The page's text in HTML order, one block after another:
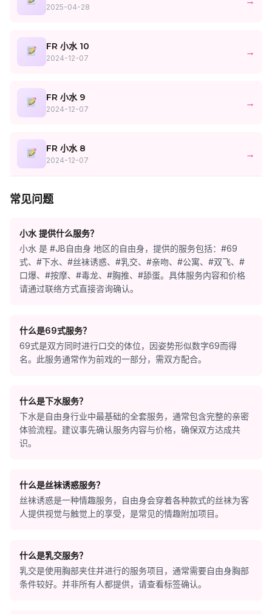
2025-04-28
FR 小水 10
2024-12-07
→
FR 小水 9
2024-12-07
→
FR 小水 8
2024-12-07
→
常见问题
小水 提供什么服务？
小水 是 #JB自由身 地区的自由身，提供的服务包括：#69
式、#下水、#丝袜诱惑、#乳交、#亲吻、#公寓、#双飞、#
口爆、#按摩、#毒龙、#胸推、#舔蛋。具体服务内容和价格
请通过联络方式直接咨询确认。
什么是69式服务？
69式是双方同时进行口交的体位，因姿势形似数字69而得
名。此服务通常作为前戏的一部分，需双方配合。
什么是下水服务？
下水是自由身行业中最基础的全套服务，通常包含完整的亲密
体验流程。建议事先确认服务内容与价格，确保双方达成共
识。
什么是丝袜诱惑服务？
丝袜诱惑是一种情趣服务，自由身会穿着各种款式的丝袜为客
人提供视觉与触觉上的享受，是常见的情趣附加项目。
什么是乳交服务？
乳交是使用胸部夹住并进行的服务项目，通常需要自由身胸部
条件较好。并非所有人都提供，请查看标签确认。